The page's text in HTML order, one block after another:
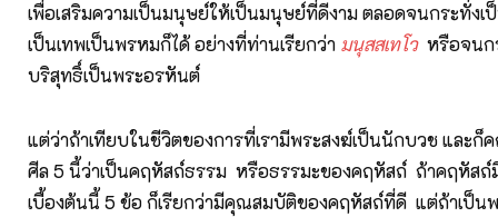
เพื่อเสริมความเป็นมนุษย์ให้เป็นมนุษย์ที่ดีงาม ตลอดจนกระทั่ง
เป็นเทพเป็นพรหมก็ได้ อย่างที่ท่านเรียกว่า มนุสสเทโวหรือจนก
บริสุทธิ์เป็นพระอรหันต์
แต่ว่าถ้าเทียบในชีวิตของการที่เรามีพระสงฆ์เป็นนักบวช และก็ค
ศีล 5 นี้ว่าเป็นคฤหัสถ์ธรรม หรือธรรมะของคฤหัสถ์ ถ้าคฤหัสถ์
เบื้องต้นนี้ 5 ข้อ ก็เรียกว่ามีคุณสมบัติของคฤหัสถ์ที่ดี แต่ถ้าเป็น